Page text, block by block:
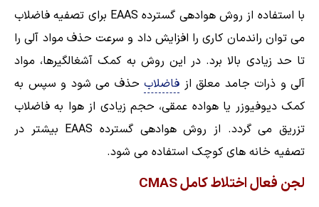
با استفاده از روش هوادهی گسترده EAAS برای تصفیه فاضلاب
می توان راندمان کاری را افزایش داد و سرعت حذف مواد آلی را
تا حد زیادی بالا برد. در این روش به کمک آشغالگیرها، مواد
آلی و ذرات جامد معلق از فاضلاب حذف می شود و سپس به
کمک دیوفیوزر یا هواده عمقی، حجم زیادی از هوا به فاضلاب
تزریق می گردد. از روش هوادهی گسترده EAAS بیشتر در
تصفیه خانه های کوچک استفاده می شود.
لجن فعال اختلاط کامل CMAS